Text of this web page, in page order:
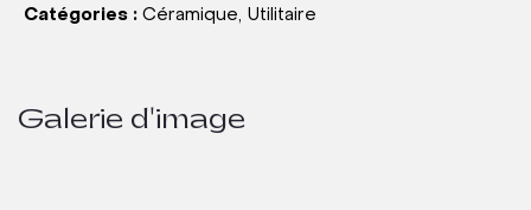
Catégories : Céramique, Utilitaire
Galerie d'image